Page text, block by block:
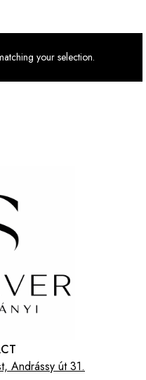
your selection.
Andrássy út 31.